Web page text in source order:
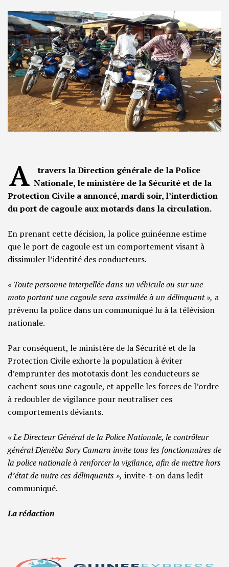
A
travers la Direction générale de la Police
Nationale, le ministère de la Sécurité et de la
Protection Civile a annoncé, mardi soir, l’interdiction
du port de cagoule aux motards dans la circulation.
En prenant cette décision, la police guinéenne estime
que le port de cagoule est un comportement visant à
dissimuler l’identité des conducteurs.
« Toute personne interpellée dans un véhicule ou sur une
moto portant une cagoule sera assimilée à un délinquant », a
prévenu la police dans un communiqué lu à la télévision
nationale.
Par conséquent, le ministère de la Sécurité et de la
Protection Civile exhorte la population à éviter
d’emprunter des mototaxis dont les conducteurs se
cachent sous une cagoule, et appelle les forces de l’ordre
à redoubler de vigilance pour neutraliser ces
comportements déviants.
« Le Directeur Général de la Police Nationale, le contrôleur
général Djenèba Sory Camara invite tous les fonctionnaires de
la police nationale à renforcer la vigilance, afin de mettre hors
d’état de nuire ces délinquants », invite-t-on dans ledit
communiqué.
La rédaction